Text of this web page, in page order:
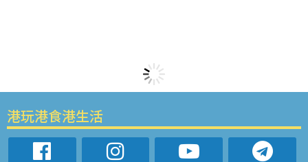
港玩港食港生活